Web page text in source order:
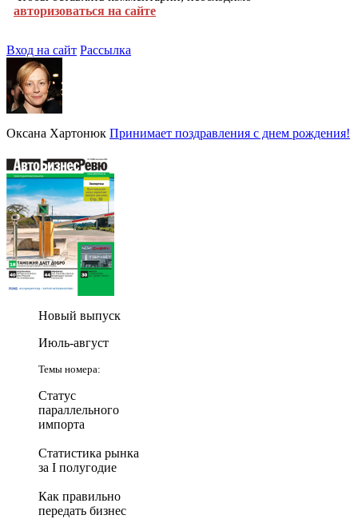
авторизоваться на сайте
Вход на сайт Рассылка
Оксана Хартонюк Принимает поздравления с днем рождения!
Новый выпуск
Июль-август
Темы номера:
Статус
параллельного
импорта
Статистика рынка
за I полугодие
Как правильно
передать бизнес